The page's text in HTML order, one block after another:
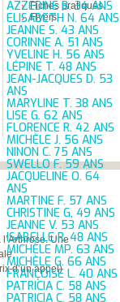
AZZEDINE B. 34 ANS
ELISABETH N. 64 ANS
JEANNE S. 43 ANS
CORINNE A. 51 ANS
YVELINE H. 56 ANS
LÉPINE T. 48 ANS
JEAN-JACQUES D. 53
ANS
MARYLINE T. 38 ANS
LISE G. 62 ANS
FLORENCE R. 42 ANS
MICHÈLE J. 56 ANS
NINON C. 75 ANS
SWELLO F. 59 ANS
JACQUELINE O. 64
ANS
MARTINE F. 57 ANS
CHRISTINE G, 49 ANS
JEANNE V. 53 ANS
ISABELLE R. 48 ANS
MICHÈLE MP. 63 ANS
MICHÈLE G. 66 ANS
FRANÇOISE L. 40 ANS
PATRICIA C. 58 ANS
PATRICIA C. 58 ANS
Fiches pratiques
Flyers
Une
d’un appel)